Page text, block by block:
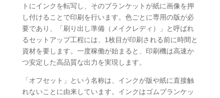
トにインクを転写し、そのブランケットが紙に画像を押
し付けることで印刷を行います。色ごとに専用の版が必
要であり、「刷り出し準備（メイクレディ）」と呼ばれ
るセットアップ工程には、1枚目が印刷される前に時間と
資材を要します。一度稼働が始まると、印刷機は高速か
つ安定した高品質な出力を実現します。
「オフセット」という名称は、インクが版や紙に直接触
れないことに由来しています。インクはゴムブランケッ